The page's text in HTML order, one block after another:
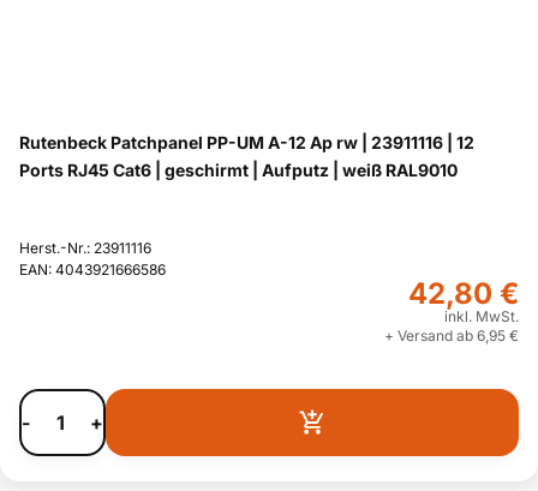
Rutenbeck Patchpanel PP-UM A-12 Ap rw | 23911116 | 12
Ports RJ45 Cat6 | geschirmt | Aufputz | weiß RAL9010
Herst.-Nr.: 23911116
EAN: 4043921666586
42,80 €
inkl. MwSt.
+ Versand ab 6,95 €
- +